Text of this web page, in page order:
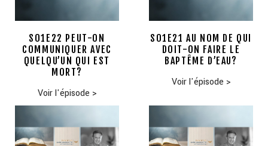
S01E22 PEUT-ON
COMMUNIQUER AVEC
QUELQU’UN QUI EST
MORT?
Voir l'épisode >
S01E21 AU NOM DE QUI
DOIT-ON FAIRE LE
BAPTÊME D’EAU?
Voir l'épisode >